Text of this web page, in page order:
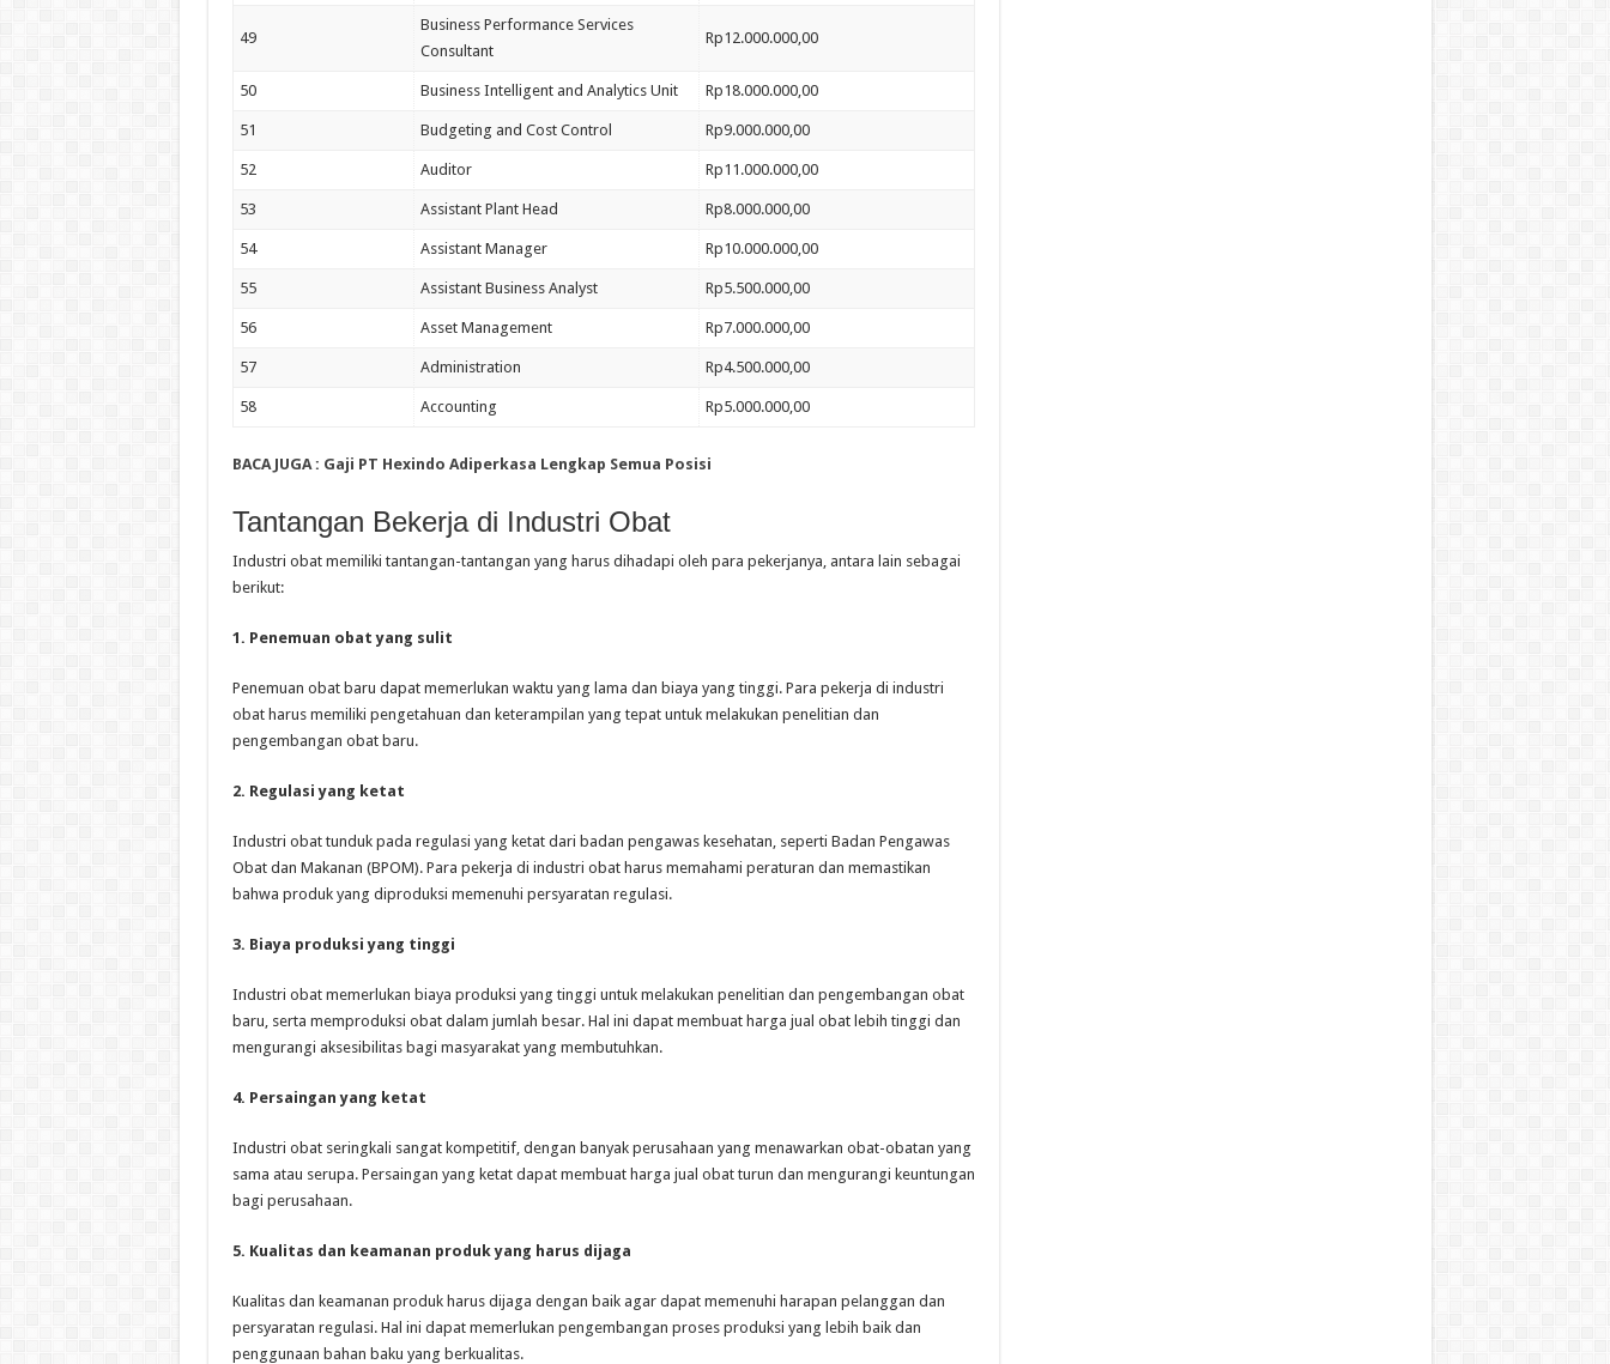
49
Business Performance Services
Consultant
Rp12.000.000,00
50 Business Intelligent and Analytics Unit Rp18.000.000,00
51 Budgeting and Cost Control Rp9.000.000,00
52 Auditor Rp11.000.000,00
53 Assistant Plant Head Rp8.000.000,00
54 Assistant Manager Rp10.000.000,00
55 Assistant Business Analyst Rp5.500.000,00
56 Asset Management Rp7.000.000,00
57 Administration Rp4.500.000,00
58 Accounting Rp5.000.000,00
BACA JUGA : Gaji PT Hexindo Adiperkasa Lengkap Semua Posisi
Tantangan Bekerja di Industri Obat
Industri obat memiliki tantangan-tantangan yang harus dihadapi oleh para pekerjanya, antara lain sebagai
berikut:
1. Penemuan obat yang sulit
Penemuan obat baru dapat memerlukan waktu yang lama dan biaya yang tinggi. Para pekerja di industri
obat harus memiliki pengetahuan dan keterampilan yang tepat untuk melakukan penelitian dan
pengembangan obat baru.
2. Regulasi yang ketat
Industri obat tunduk pada regulasi yang ketat dari badan pengawas kesehatan, seperti Badan Pengawas
Obat dan Makanan (BPOM). Para pekerja di industri obat harus memahami peraturan dan memastikan
bahwa produk yang diproduksi memenuhi persyaratan regulasi.
3. Biaya produksi yang tinggi
Industri obat memerlukan biaya produksi yang tinggi untuk melakukan penelitian dan pengembangan obat
baru, serta memproduksi obat dalam jumlah besar. Hal ini dapat membuat harga jual obat lebih tinggi dan
mengurangi aksesibilitas bagi masyarakat yang membutuhkan.
4. Persaingan yang ketat
Industri obat seringkali sangat kompetitif, dengan banyak perusahaan yang menawarkan obat-obatan yang
sama atau serupa. Persaingan yang ketat dapat membuat harga jual obat turun dan mengurangi keuntungan
bagi perusahaan.
5. Kualitas dan keamanan produk yang harus dijaga
Kualitas dan keamanan produk harus dijaga dengan baik agar dapat memenuhi harapan pelanggan dan
persyaratan regulasi. Hal ini dapat memerlukan pengembangan proses produksi yang lebih baik dan
penggunaan bahan baku yang berkualitas.